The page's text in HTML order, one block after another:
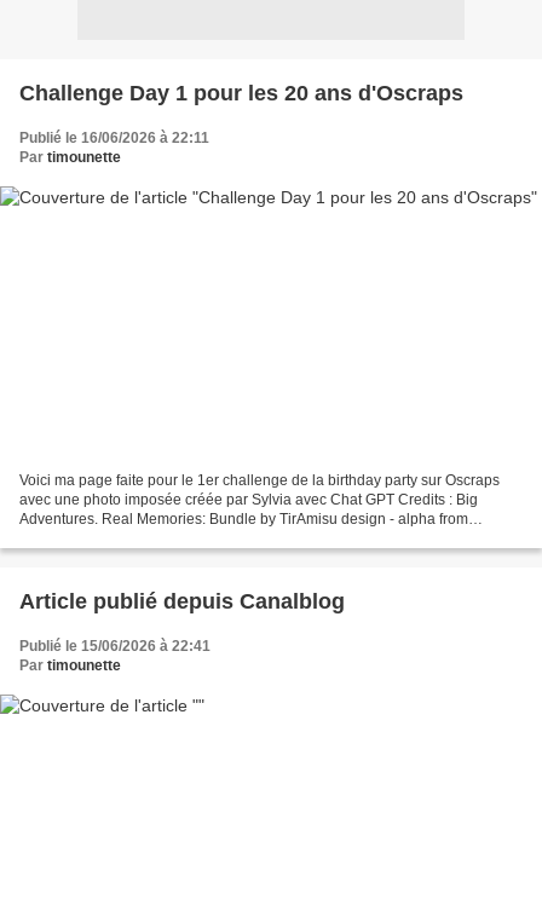
Challenge Day 1 pour les 20 ans d'Oscraps
Publié le 16/06/2026 à 22:11
Par timounette
Voici ma page faite pour le 1er challenge de la birthday party sur Oscraps
avec une photo imposée créée par Sylvia avec Chat GPT Credits : Big
Adventures. Real Memories: Bundle by TirAmisu design - alpha from
Article publié depuis Canalblog
Publié le 15/06/2026 à 22:41
Par timounette